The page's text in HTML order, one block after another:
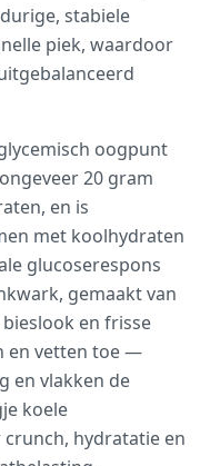
stabiele
piek, waardoor
oogpunt
20 gram
en is
met koolhydraten
glucoserespons
gemaakt van
en frisse
en vetten toe —
en vlakken de
koele
hydratatie en